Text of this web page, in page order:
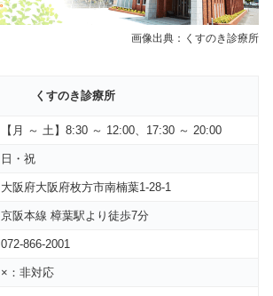
画像出典：くすのき診療所
くすのき診療所
【 月 ～ 土】8:30 ～ 12:00、17:30 ～ 20:00
日・祝
大阪府大阪府枚方市南楠葉1-28-1
京阪本線 樟葉駅より徒歩7分
072-866-2001
×：非対応